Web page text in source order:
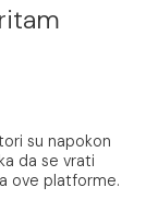
su napokon
da se vrati
ove platforme.